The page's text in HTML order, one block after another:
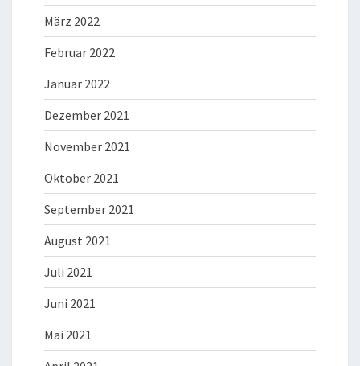
März 2022
Februar 2022
Januar 2022
Dezember 2021
November 2021
Oktober 2021
September 2021
August 2021
Juli 2021
Juni 2021
Mai 2021